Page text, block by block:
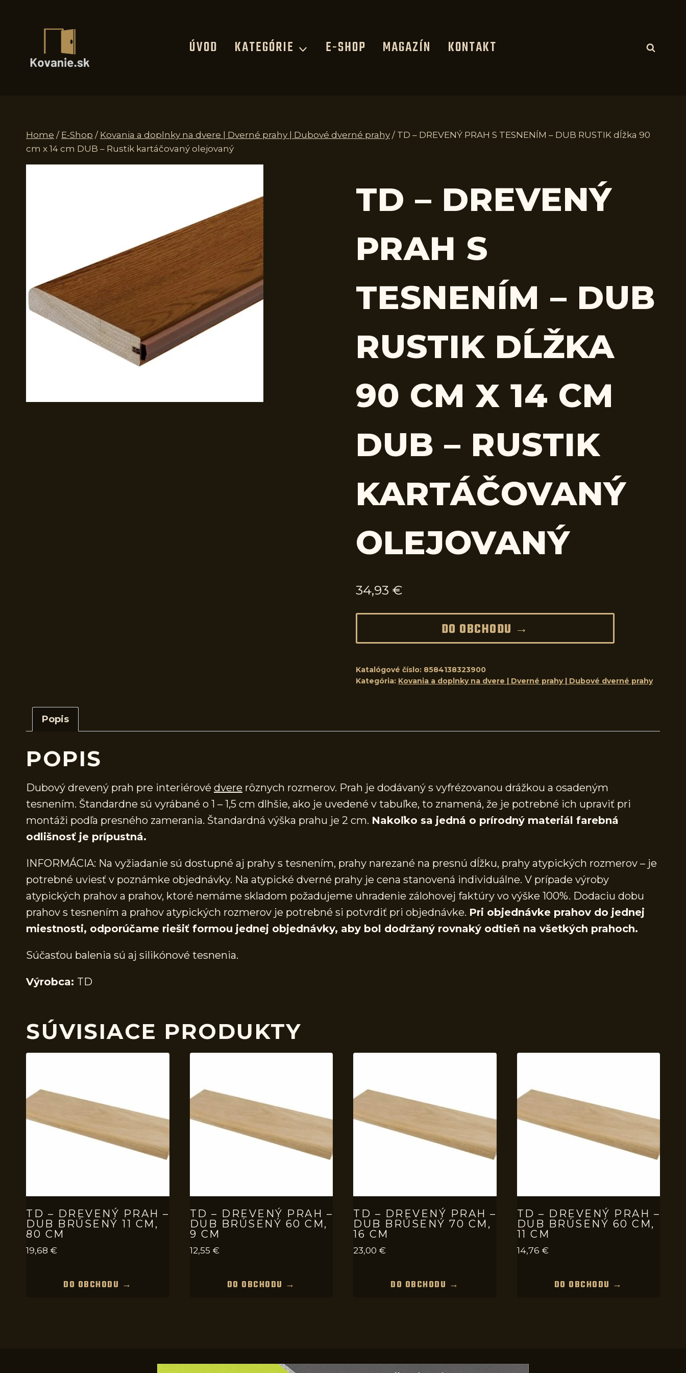
ÚVOD KATEGÓRIE E-SHOP MAGAZÍN KONTAKT
Home / E-Shop / Kovania a doplnky na dvere | Dverné prahy | Dubové dverné prahy / TD – DREVENÝ PRAH S TESNENÍM – DUB RUSTIK dĺžka 90
cm x 14 cm DUB – Rustik kartáčovaný olejovaný
TD – DREVENÝ
PRAH S
TESNENÍM – DUB
RUSTIK DĹŽKA
90 CM X 14 CM
DUB – RUSTIK
KARTÁČOVANÝ
OLEJOVANÝ
34,93 €
DO OBCHODU →
Katalógové číslo: 8584138323900
Kategória: Kovania a doplnky na dvere | Dverné prahy | Dubové dverné prahy
Popis
POPIS
Dubový drevený prah pre interiérové dvere rôznych rozmerov. Prah je dodávaný s vyfrézovanou drážkou a osadeným
tesnením. Štandardne sú vyrábané o 1 – 1,5 cm dlhšie, ako je uvedené v tabuľke, to znamená, že je potrebné ich upraviť pri
montáži podľa presného zamerania. Štandardná výška prahu je 2 cm. Nakoľko sa jedná o prírodný materiál farebná
odlišnosť je prípustná.
INFORMÁCIA: Na vyžiadanie sú dostupné aj prahy s tesnením, prahy narezané na presnú dĺžku, prahy atypických rozmerov – je
potrebné uviesť v poznámke objednávky. Na atypické dverné prahy je cena stanovená individuálne. V prípade výroby
atypických prahov a prahov, ktoré nemáme skladom požadujeme uhradenie zálohovej faktúry vo výške 100%. Dodaciu dobu
prahov s tesnením a prahov atypických rozmerov je potrebné si potvrdiť pri objednávke. Pri objednávke prahov do jednej
miestnosti, odporúčame riešiť formou jednej objednávky, aby bol dodržaný rovnaký odtieň na všetkých prahoch.
Súčasťou balenia sú aj silikónové tesnenia.
Výrobca: TD
SÚVISIACE PRODUKTY
TD – DREVENÝ PRAH –
DUB BRÚSENÝ 11 CM,
80 CM
19,68 €
DO OBCHODU →
TD – DREVENÝ PRAH –
DUB BRÚSENÝ 60 CM,
9 CM
12,55 €
DO OBCHODU →
TD – DREVENÝ PRAH –
DUB BRÚSENÝ 70 CM,
16 CM
23,00 €
DO OBCHODU →
TD – DREVENÝ PRAH –
DUB BRÚSENÝ 60 CM,
11 CM
14,76 €
DO OBCHODU →